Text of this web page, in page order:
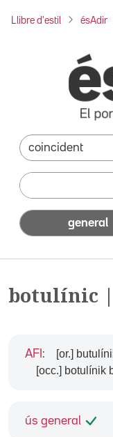
Llibre d'estil ésAdir
general
botulínic
ús general
AFI :
[or.]
[occ.] botulínik